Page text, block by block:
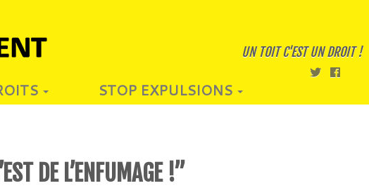
UN TOIT C'EST UN DROIT !
STOP EXPULSIONS
DE L’ENFUMAGE !”